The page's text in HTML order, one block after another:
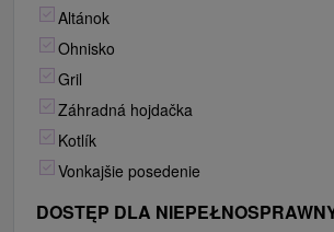
Altánok
Ohnisko
Gril
Záhradná hojdačka
Kotlík
Vonkajšie posedenie
DOSTĘP DLA